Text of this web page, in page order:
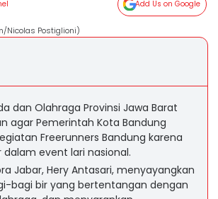
Add Us on Google
Nicolas Postiglioni)
dan Olahraga Provinsi Jawa Barat
agar Pemerintah Kota Bandung
Freerunners Bandung karena
event lari nasional.
Jabar, Hery Antasari, menyayangkan
bagi bir yang bertentangan dengan